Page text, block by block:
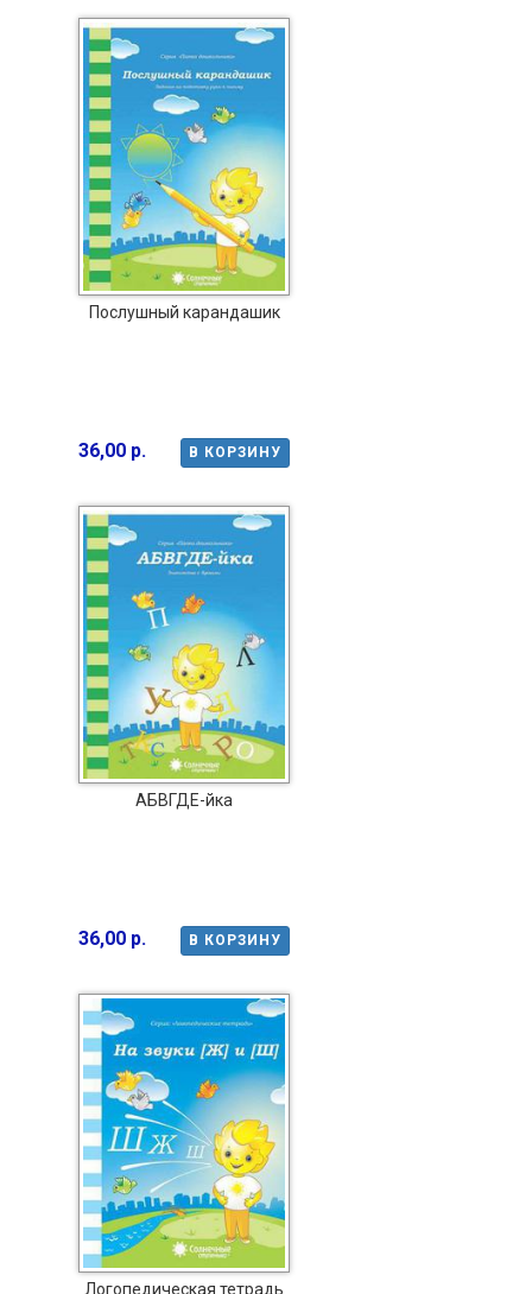
Послушный карандашик
В КОРЗИНУ
36,00 р.
АБВГДЕ-йка
В КОРЗИНУ
36,00 р.
Логопедическая тетрадь